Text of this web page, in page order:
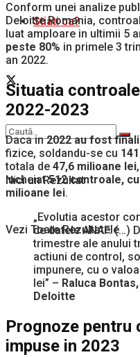
Stiati ca?
Nici un Rezultat
Vezi Toate Rezultatele
Conform unei analize
Deloitte Romania,
luat amploare in ultimii 5
peste 80% in primele 3
an 2022.
Situatia
2022-2023
Daca in2022 au fost
fizice, soldandu-se cu
totala de 47,6 milioane lei
incheiat512 controale,
milioane lei.
„Evolutia acestor
de datele ANAF. (…)
trimestre ale anului
actiuni de control,
impunere, cu o
lei” – Raluca
Deloitte
Prognoze pentru
impuse in 2023